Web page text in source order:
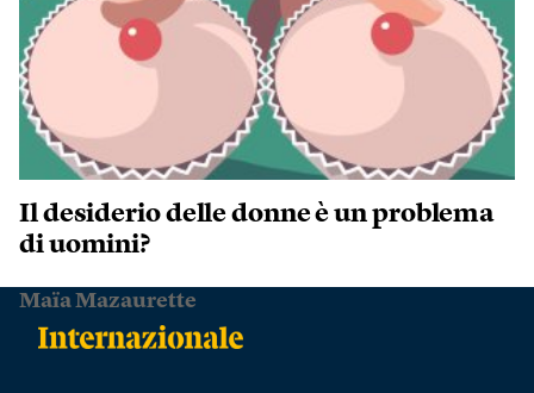
Il desiderio delle donne è un problema
di uomini?
Maïa Mazaurette